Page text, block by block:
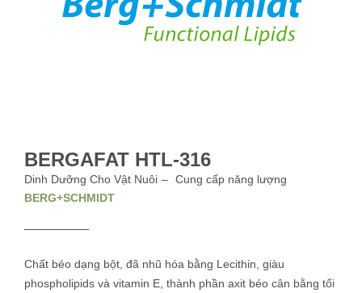
BERGAFAT HTL-316
Dinh Dưỡng Cho Vật Nuôi
Cung cấp năng lượng
BERG+SCHMIDT
Chất béo dạng bột, đã nhũ hóa bằng Lecithin, giàu
phospholipids và vitamin E, thành phần axit béo cân bằng tối